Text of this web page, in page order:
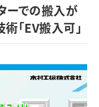
ーでの搬入が
「EV搬入可」